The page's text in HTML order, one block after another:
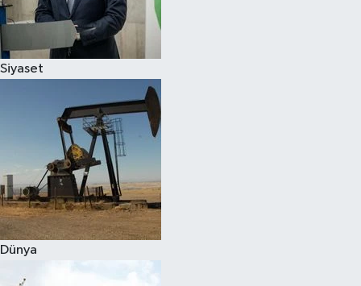
Siyaset
Dünya
Spor
Çocuk
Eğitim
Hava Durumu
Kadın